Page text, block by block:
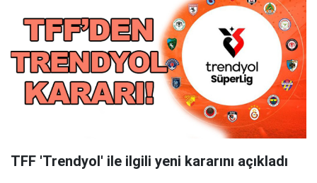
TFF 'Trendyol' ile ilgili yeni kararını açıkladı